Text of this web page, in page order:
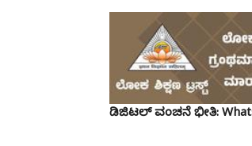
ಡಿಜಿಟಲ್ ವಂಚನೆ ಭೀತಿ: